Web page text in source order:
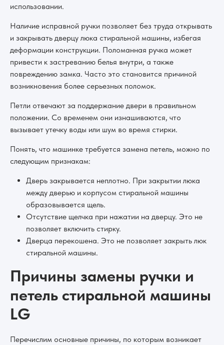
использовании.
Наличие исправной ручки позволяет без труда открывать
и закрывать дверцу люка стиральной машины, избегая
деформации конструкции. Поломанная ручка может
привести к застреванию белья внутри, а также
повреждению замка. Часто это становится причиной
возникновения более серьезных поломок.
Петли отвечают за поддержание двери в правильном
положении. Со временем они изнашиваются, что
вызывает утечку воды или шум во время стирки.
Понять, что машинке требуется замена петель, можно по
следующим признакам:
Дверь закрывается неплотно. При закрытии люка
между дверью и корпусом стиральной машины
образовывается щель.
Отсутствие щелчка при нажатии на дверцу. Это не
позволяет включить стирку.
Дверца перекошена. Это не позволяет закрыть люк
стиральной машины.
Причины замены ручки и
петель стиральной машины
LG
Перечислим основные причины, по которым возникает